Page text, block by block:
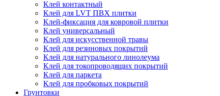
Клей контактный
Клей для LVT ПВХ плитки
Клей-фиксация для ковровой плитки
Клей универсальный
Клей для искусственной травы
Клей для резиновых покрытий
Клей для натурального линолеума
Клей для токопроводящих покрытий
Клей для паркета
Клей для пробковых покрытий
Грунтовки